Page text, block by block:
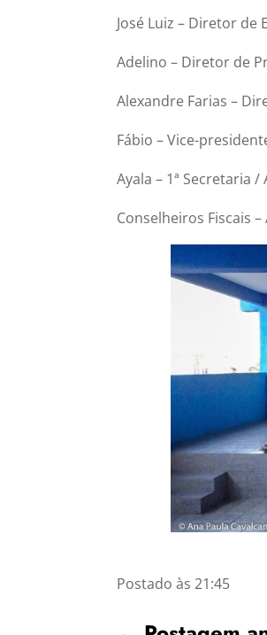
José Luiz – Diretor de
Adelino – Diretor de
Alexandre Farias –
Fábio – Vice-
Ayala – 1ª Secretaria /
Conselheiros Fiscais
Postado às 21:45